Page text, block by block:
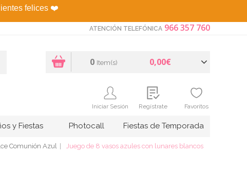
felices ❤️
ATENCIÓN TELEFÓNICA 966 357 760
0 Item(s) 0,00€
Iniciar Sesión Regístrate Favoritos
y Fiestas Photocall Fiestas de Temporada
Comunión Azul Juego de 8 vasos azules con lunares blancos